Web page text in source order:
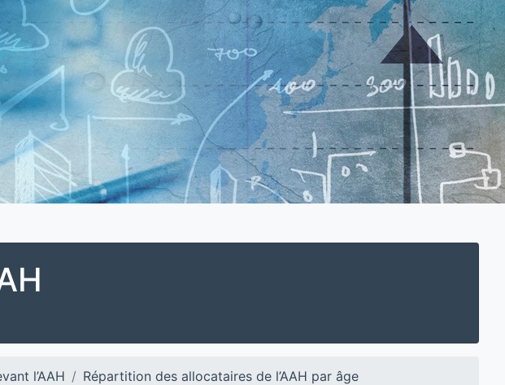
l’AAH Répartition des allocataires de l’AAH par âge